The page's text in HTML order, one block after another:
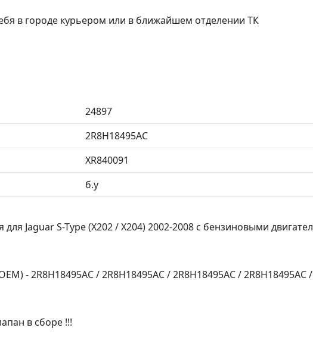
в городе курьером или в ближайшем отделении ТК
24897
2R8H18495AC
XR840091
б.у
для Jaguar S-Type (X202 / X204) 2002-2008 с бензиновыми
- 2R8H18495AC / 2R8H18495AC / 2R8H18495AC / 2R8H18495AC /
в сборе !!!